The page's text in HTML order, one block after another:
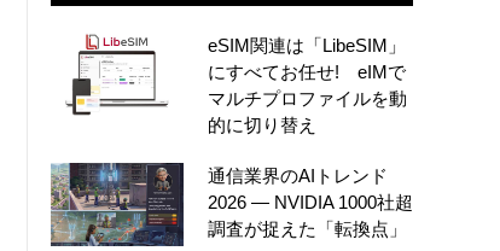
eSIM関連は「LibeSIM」
にすべてお任せ! eIMで
マルチプロファイルを動
的に切り替え
通信業界のAIトレンド
2026 ― NVIDIA 1000社超
調査が捉えた「転換点」